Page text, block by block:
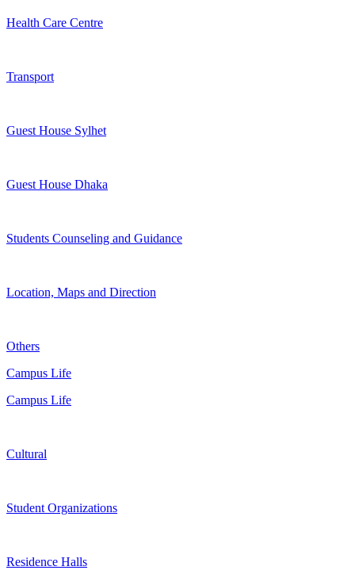
Health Care Centre
Transport
Guest House Sylhet
Guest House Dhaka
Students Counseling and Guidance
Location, Maps and Direction
Others
Campus Life
Campus Life
Cultural
Student Organizations
Residence Halls